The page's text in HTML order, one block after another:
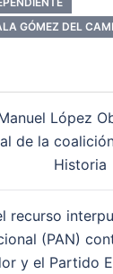
GÓMEZ DEL
López
de la
Historia
recurso
(PAN)
y el Partido